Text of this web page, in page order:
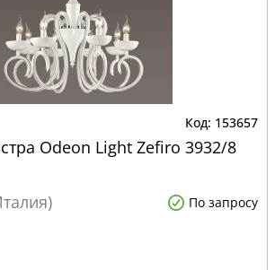
153657
Odeon Light Zefiro 3932/8
По запросу